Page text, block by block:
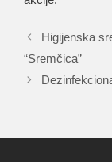
Higijenska
“Sremčica”